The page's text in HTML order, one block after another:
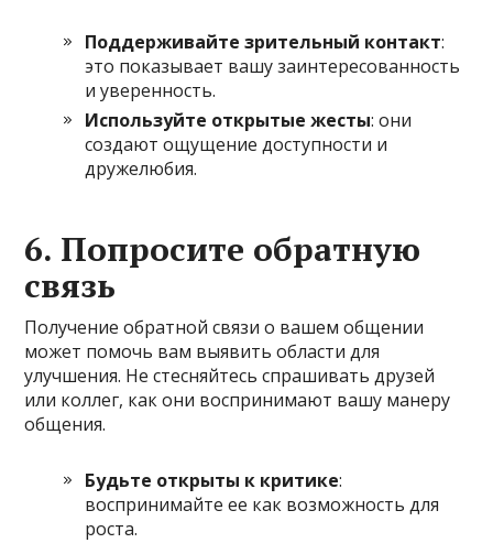
Поддерживайте зрительный контакт:
это показывает вашу заинтересованность
и уверенность.
Используйте открытые жесты: они
создают ощущение доступности и
дружелюбия.
6. Попросите обратную
связь
Получение обратной связи о вашем общении
может помочь вам выявить области для
улучшения. Не стесняйтесь спрашивать друзей
или коллег, как они воспринимают вашу манеру
общения.
Будьте открыты к критике:
воспринимайте ее как возможность для
роста.